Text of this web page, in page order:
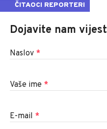
ČITAOCI REPORTERI
Dojavite nam vijest
Naslov *
Vaše ime *
E-mail *